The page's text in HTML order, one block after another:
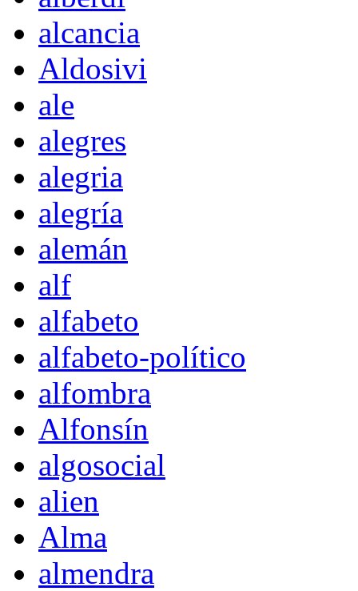
alcancia
Aldosivi
ale
alegres
alegria
alegría
alemán
alf
alfabeto
alfabeto-político
alfombra
Alfonsín
algosocial
alien
Alma
almendra